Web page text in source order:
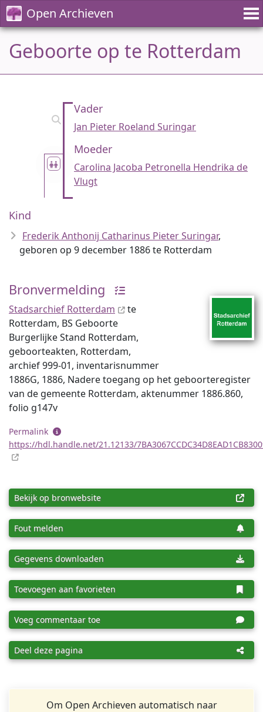
Open Archieven
Geboorte op te Rotterdam
Vader
Jan Pieter Roeland Suringar
Moeder
Carolina Jacoba Petronella Hendrika de
Vlugt
Kind
Frederik Anthonij Catharinus Pieter Suringar,
geboren op 9 december 1886 te Rotterdam
Bronvermelding
Stadsarchief Rotterdam
te
Rotterdam, BS Geboorte
Burgerlijke Stand Rotterdam,
geboorteakten, Rotterdam,
archief 999-01, inventaris­num­mer
1886G, 1886, Nadere toegang op het geboorteregister
van de gemeente Rotterdam, aktenummer 1886.860,
folio g147v
Permalink
https://hdl.handle.net/21.12133/
Bekijk op bronwebsite
Fout melden
Gegevens downloaden
Toevoegen aan favorieten
Voeg commentaar toe
Deel deze pagina
Om Open Archieven automatisch naar